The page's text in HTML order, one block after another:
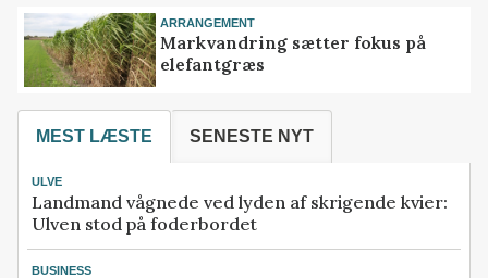
ARRANGEMENT
Markvandring sætter fokus på
elefantgræs
MEST LÆSTE SENESTE NYT
ULVE
Landmand vågnede ved lyden af skrigende kvier:
Ulven stod på foderbordet
BUSINESS